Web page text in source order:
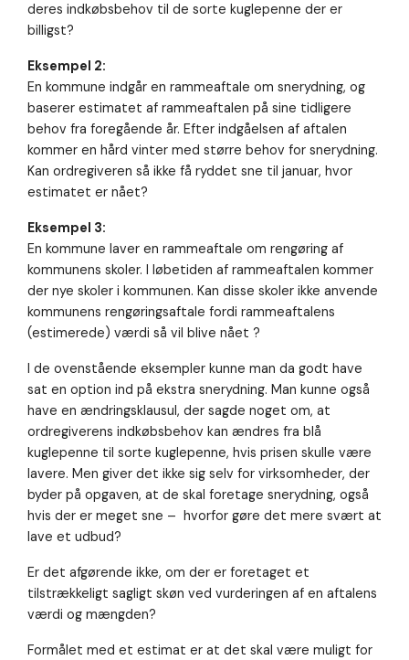
deres indkøbsbehov til de sorte kuglepenne der er
billigst?
Eksempel 2:
En kommune indgår en rammeaftale om snerydning, og
baserer estimatet af rammeaftalen på sine tidligere
behov fra foregående år. Efter indgåelsen af aftalen
kommer en hård vinter med større behov for snerydning.
Kan ordregiveren så ikke få ryddet sne til januar, hvor
estimatet er nået?
Eksempel 3:
En kommune laver en rammeaftale om rengøring af
kommunens skoler. I løbetiden af rammeaftalen kommer
der nye skoler i kommunen. Kan disse skoler ikke anvende
kommunens rengøringsaftale fordi rammeaftalens
(estimerede) værdi så vil blive nået ?
I de ovenstående eksempler kunne man da godt have
sat en option ind på ekstra snerydning. Man kunne også
have en ændringsklausul, der sagde noget om, at
ordregiverens indkøbsbehov kan ændres fra blå
kuglepenne til sorte kuglepenne, hvis prisen skulle være
lavere. Men giver det ikke sig selv for virksomheder, der
byder på opgaven, at de skal foretage snerydning, også
hvis der er meget sne – hvorfor gøre det mere svært at
lave et udbud?
Er det afgørende ikke, om der er foretaget et
tilstrækkeligt sagligt skøn ved vurderingen af en aftalens
værdi og mængden?
Formålet med et estimat er at det skal være muligt for